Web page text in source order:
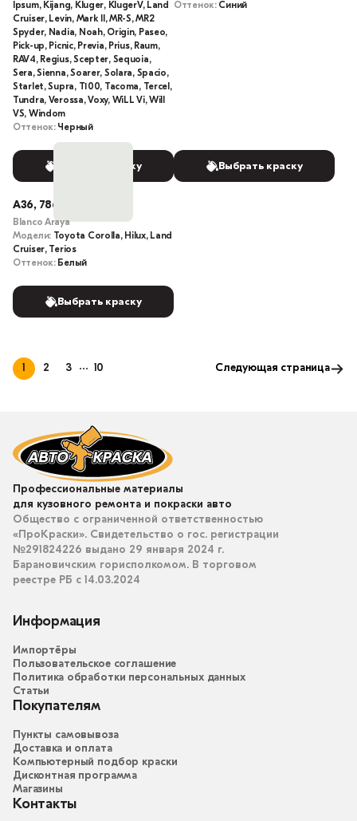
Ipsum, Kijang, Kluger, KlugerV, Land
Cruiser, Levin, Mark II, MR-S, MR2
Spyder, Nadia, Noah, Origin, Paseo,
Pick-up, Picnic, Previa, Prius, Raum,
RAV4, Regius, Scepter, Sequoia,
Sera, Sienna, Soarer, Solara, Spacio,
Starlet, Supra, T100, Tacoma, Tercel,
Tundra, Verossa, Voxy, WiLL Vi, Will
VS, Windom
Оттенок: Черный
Выбрать краску
Оттенок: Синий
Выбрать краску
A36, 786
Blanco Araya
Модели:
Toyota Corolla, Hilux, Land
Cruiser, Terios
Оттенок: Белый
Выбрать краску
1 2 3 10 Следующая страница
Профессиональные материалы
для кузовного ремонта и покраски авто
Общество с ограниченной ответственностью
«ПроКраски». Свидетельство о гос. регистрации
№291824226 выдано 29 января 2024 г.
Барановичским горисполкомом. В торговом
реестре РБ с 14.03.2024
Информация
Импортёры
Пользовательское соглашение
Политика обработки персональных данных
Статьи
Покупателям
Пункты самовывоза
Доставка и оплата
Компьютерный подбор краски
Дисконтная программа
Магазины
Контакты